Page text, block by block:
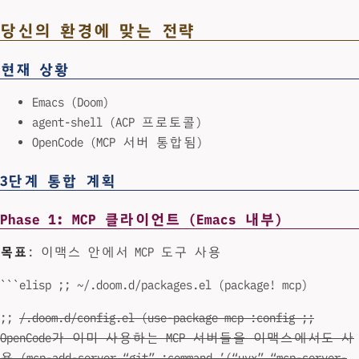
당신의 환경에 맞는 전략
현재 상황
Emacs (Doom)
agent-shell (ACP 프로토콜)
OpenCode (MCP 서버 통합됨)
3단계 통합 계획
Phase 1: MCP 클라이언트 (Emacs 내부)
목표 : 이맥스 안에서 MCP 도구 사용
```elisp ;; ~/.doom.d/packages.el (package! mcp)
;; /.doom.d/config.el (use-package mcp :config ;;
OpenCode가 이미 사용하는 MCP 서버들을 이맥스에서도 사